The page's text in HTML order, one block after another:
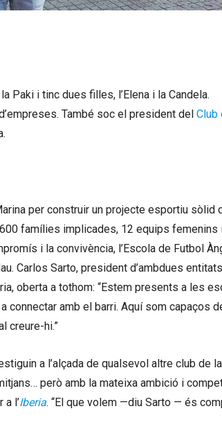
Paki i tinc dues filles, l’Elena i la Candela.
També soc el president del Club
per construir un projecte esportiu sòlid
famílies implicades, 12 equips femenins
i la convivència, l’Escola de Futbol
Carlos Sarto, president d’ambdues
oberta a tothom: “Estem presents a les
connectar amb el barri. Aquí som capaços
creure-hi.”
a l’alçada de qualsevol altre club de
però amb la mateixa ambició i
a l’Iberia. “El que volem —diu Sarto — és